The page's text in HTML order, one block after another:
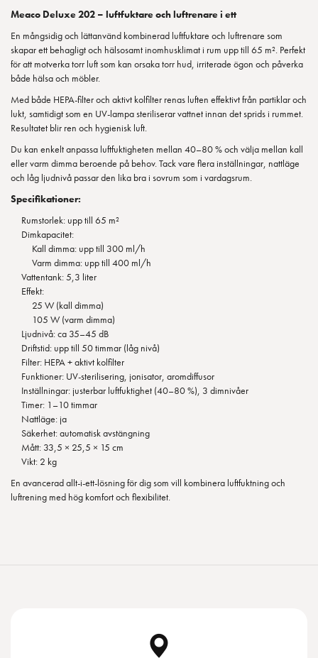
Meaco Deluxe 202 – luftfuktare och luftrenare i ett
En mångsidig och lättanvänd kombinerad luftfuktare och luftrenare som
skapar ett behagligt och hälsosamt inomhusklimat i rum upp till 65 m². Perfekt
för att motverka torr luft som kan orsaka torr hud, irriterade ögon och påverka
både hälsa och möbler.
Med både HEPA-filter och aktivt kolfilter renas luften effektivt från partiklar och
lukt, samtidigt som en UV-lampa steriliserar vattnet innan det sprids i rummet.
Resultatet blir ren och hygienisk luft.
Du kan enkelt anpassa luftfuktigheten mellan 40–80 % och välja mellan kall
eller varm dimma beroende på behov. Tack vare flera inställningar, nattläge
och låg ljudnivå passar den lika bra i sovrum som i vardagsrum.
Specifikationer:
Rumstorlek: upp till 65 m²
Dimkapacitet:
Kall dimma: upp till 300 ml/h
Varm dimma: upp till 400 ml/h
Vattentank: 5,3 liter
Effekt:
25 W (kall dimma)
105 W (varm dimma)
Ljudnivå: ca 35–45 dB
Driftstid: upp till 50 timmar (låg nivå)
Filter: HEPA + aktivt kolfilter
Funktioner: UV-sterilisering, jonisator, aromdiffusor
Inställningar: justerbar luftfuktighet (40–80 %), 3 dimnivåer
Timer: 1–10 timmar
Nattläge: ja
Säkerhet: automatisk avstängning
Mått: 33,5 × 25,5 × 15 cm
Vikt: 2 kg
En avancerad allt-i-ett-lösning för dig som vill kombinera luftfuktning och
luftrening med hög komfort och flexibilitet.